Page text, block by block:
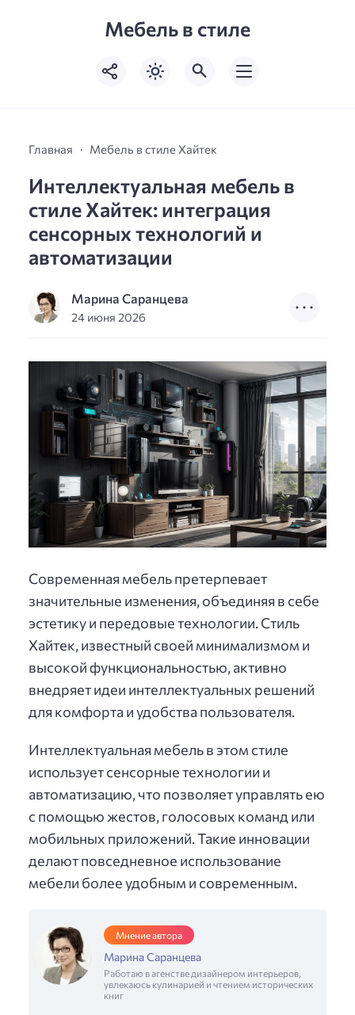
Мебель в стиле
Главная Мебель в стиле Хайтек
Интеллектуальная мебель в
стиле Хайтек: интеграция
сенсорных технологий и
автоматизации
Марина Саранцева
24 июня 2026
Современная мебель претерпевает
значительные изменения, объединяя в себе
эстетику и передовые технологии. Стиль
Хайтек, известный своей минимализмом и
высокой функциональностью, активно
внедряет идеи интеллектуальных решений
для комфорта и удобства пользователя.
Интеллектуальная мебель в этом стиле
использует сенсорные технологии и
автоматизацию, что позволяет управлять ею
с помощью жестов, голосовых команд или
мобильных приложений. Такие инновации
делают повседневное использование
мебели более удобным и современным.
Мнение автора
Марина Саранцева
Работаю в агенстве дизайнером интерьеров,
увлекаюсь кулинарией и чтением исторических
книг